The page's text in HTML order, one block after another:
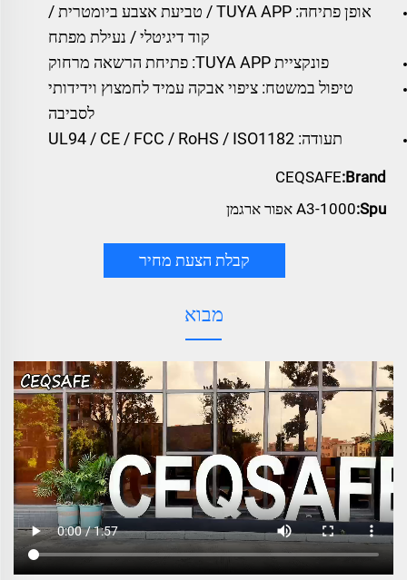
אופן פתיחה: TUYA APP / טביעת אצבע ביומטרית /
קוד דיגיטלי / נעילת מפתח
פונקציית TUYA APP: פתיחת הרשאה מרחוק
טיפול במשטח: ציפוי אבקה עמיד לחמצוץ וידידותי
לסביבה
תעודה: UL94 / CE / FCC / RoHS / ISO1182
Brand:
CEQSAFE
Spu: A3-1000 אפור ארגמן
קבלת הצעת מחיר
מבוא